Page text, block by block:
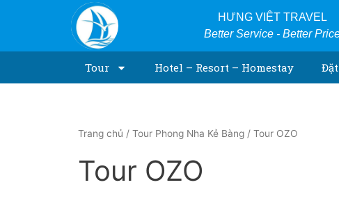
HƯNG VIỆT TRAVEL
Better Service - Better
Tour Hotel – Resort – Homestay
Trang chủ / Tour Phong Nha Kẻ Bàng / Tour OZO
Tour OZO